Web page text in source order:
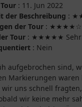
: 11. Jun 2022
der Beschreibung :
der Tour : ★★★★☆
Tour : ★★★★★ Sehr
: Nein
aufgebrochen sind,
Markierungen waren
wir uns schnell
wir keine mehr